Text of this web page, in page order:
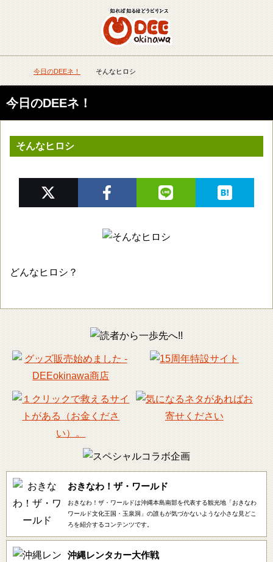
メニュー 検
DEEokinawaトップ
今日のDEEネ！ そんなヒロシ
今日のDEEネ！
そんなヒロシ
どんなヒロシ？
おきなわ！ザ・ワールド
おきなわ！ザ・ワールドは沖縄本島南部を代表する観光地「おきなわ
ワールド文化王国・玉泉洞」の誰もが気づかないような小さな見どこ
ろを紹介するコンテンツです。
沖縄レンタカー大作戦